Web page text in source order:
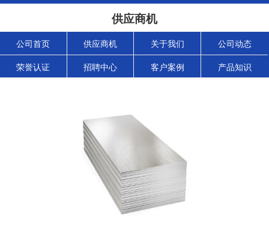
供应商机
公司首页 供应商机 关于我们 公司动态
荣誉认证 招聘中心 客户案例 产品知识